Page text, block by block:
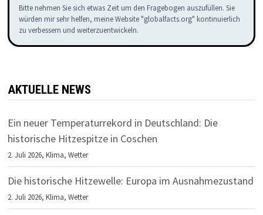
Bitte nehmen Sie sich etwas Zeit um den Fragebogen auszufüllen. Sie
würden mir sehr helfen, meine Website "globalfacts.org" kontinuierlich
zu verbessern und weiterzuentwickeln.
AKTUELLE NEWS
Ein neuer Temperaturrekord in Deutschland: Die
historische Hitzespitze in Coschen
2. Juli 2026,Klima,Wetter
Die historische Hitzewelle: Europa im Ausnahmezustand
2. Juli 2026,Klima,Wetter